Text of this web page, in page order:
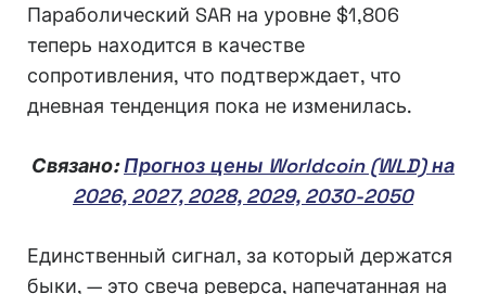
Параболический SAR на уровне $1,806
теперь находится в качестве
сопротивления, что подтверждает, что
дневная тенденция пока не изменилась.
Связано:Прогноз цены Worldcoin (WLD) на
2026, 2027, 2028, 2029, 2030-2050
Единственный сигнал, за который держатся
быки, — это свеча реверса, напечатанная на